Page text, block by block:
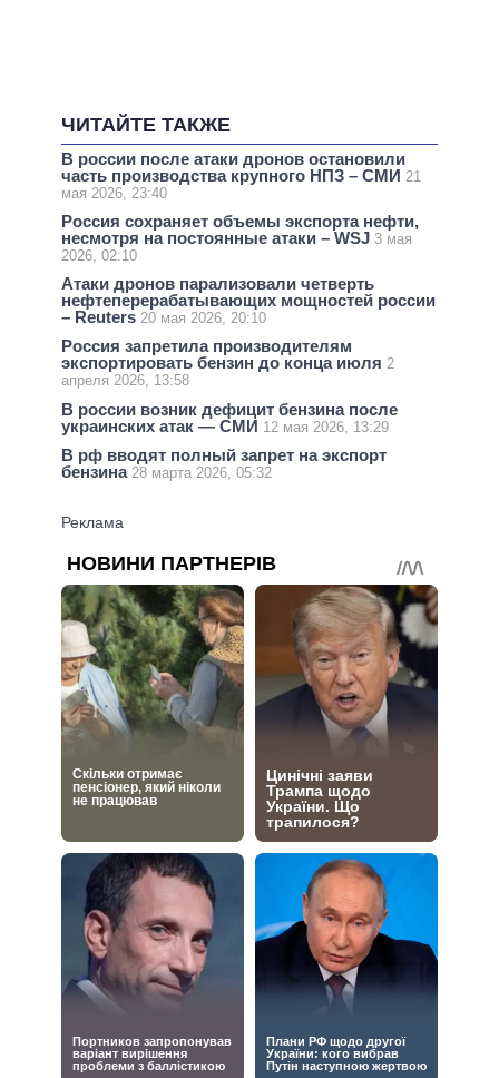
ЧИТАЙТЕ ТАКЖЕ
В россии после атаки дронов остановили
часть производства крупного НПЗ – СМИ 21
мая 2026, 23:40
Россия сохраняет объемы экспорта нефти,
несмотря на постоянные атаки – WSJ 3 мая
2026, 02:10
Атаки дронов парализовали четверть
нефтеперерабатывающих мощностей россии
– Reuters 20 мая 2026, 20:10
Россия запретила производителям
экспортировать бензин до конца июля 2
апреля 2026, 13:58
В россии возник дефицит бензина после
украинских атак — СМИ 12 мая 2026, 13:29
В рф вводят полный запрет на экспорт
бензина 28 марта 2026, 05:32